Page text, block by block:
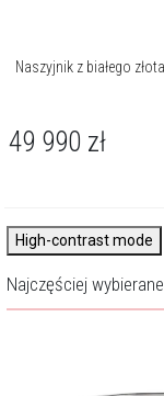
Naszyjnik z białego
49 990 zł
High-contrast mode
Najczęściej wybierane